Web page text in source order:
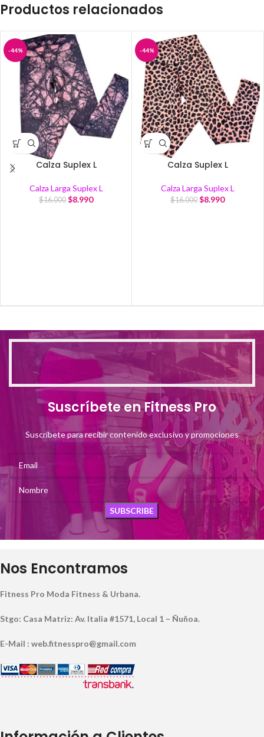
Productos relacionados
-44%
Calza Suplex L
Calza Larga Suplex L
$16.000 $8.990
-44%
Calza Suplex L
Calza Larga Suplex L
$16.000 $8.990
Suscríbete en Fitness Pro
Suscríbete para recibir contenido exclusivo y promociones
Nos Encontramos
Fitness Pro Moda Fitness & Urbana.
Stgo: Casa Matriz: Av. Italia #1571, Local 1 – Ñuñoa.
E-Mail : web.fitnesspro@gmail.com